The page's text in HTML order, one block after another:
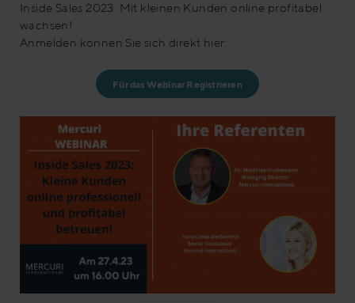
Inside Sales 2023: Mit kleinen Kunden online profitabel
wachsen!
Anmelden können Sie sich direkt hier:
Für das Webinar Registrieren